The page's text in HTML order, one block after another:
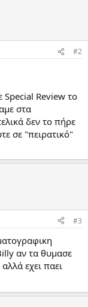
#2
Special Review το
στα
δεν το πήρε
σε "πειρατικό"
#3
αν τα θυμασε
εχει παει